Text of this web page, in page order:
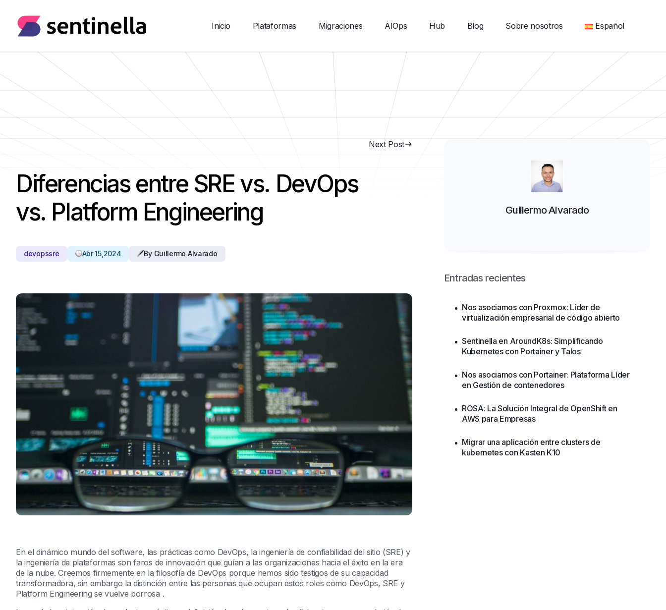
Inicio Plataformas Migraciones AIOps Hub Blog Sobre nosotros Español
Next Post
Diferencias entre SRE vs. DevOps
vs. Platform Engineering
devopssre Abr 15,2024 By Guillermo Alvarado
En el dinámico mundo del software, las prácticas como DevOps, la ingeniería de confiabilidad del sitio (SRE) y
la ingeniería de plataformas son faros de innovación que guían a las organizaciones hacia el éxito en la era
de la nube. Creemos firmemente en la filosofía de DevOps porque hemos sido testigos de su capacidad
transformadora, sin embargo la distinción entre las personas que ocupan estos roles como DevOps, SRE y
Platform Engineering se vuelve borrosa .
Guillermo Alvarado
Entradas recientes
Nos asociamos con Proxmox: Líder de
virtualización empresarial de código abierto
Sentinella en AroundK8s: Simplificando
Kubernetes con Portainer y Talos
Nos asociamos con Portainer: Plataforma Líder
en Gestión de contenedores
ROSA: La Solución Integral de OpenShift en
AWS para Empresas
Migrar una aplicación entre clusters de
kubernetes con Kasten K10